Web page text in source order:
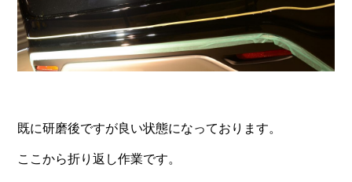
既に研磨後ですが良い状態になっております。
ここから折り返し作業です。